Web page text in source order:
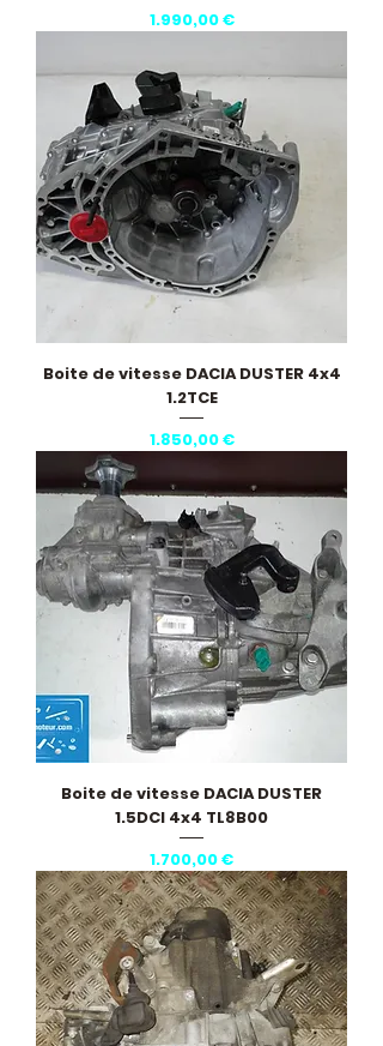
Pris
1.990,00 €
Boite de vitesse DACIA DUSTER 4x4
1.2TCE
Pris
1.850,00 €
Boite de vitesse DACIA DUSTER
1.5DCI 4x4 TL8B00
Pris
1.700,00 €